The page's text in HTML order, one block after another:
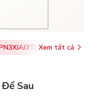
Xem tất cả
Sau